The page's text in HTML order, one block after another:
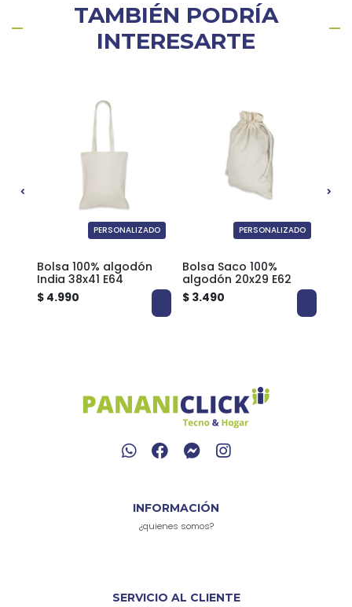
TAMBIÉN PODRÍA
INTERESARTE
PERSONALIZADO
Bolsa 100% algodón
India 38x41 E64
$ 4.990
PERSONALIZADO
Bolsa Saco 100%
algodón 20x29 E62
$ 3.490
INFORMACIÓN
¿quienes somos?
SERVICIO AL CLIENTE